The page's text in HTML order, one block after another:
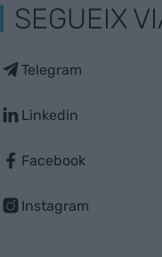
SEGUEIX
Telegram
Linkedin
Facebook
Instagram